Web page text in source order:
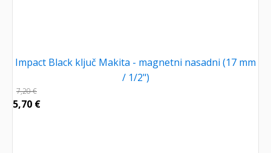
Impact Black ključ Makita - magnetni nasadni (17 mm
/ 1/2")
7,20€
5,70 €